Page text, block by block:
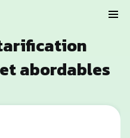
abordables